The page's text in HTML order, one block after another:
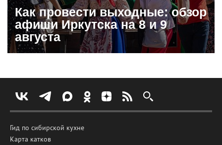
Как провести выходные: обзор
афиши Иркутска на 8 и 9
августа
Гид по сибирской кухне
Карта катков